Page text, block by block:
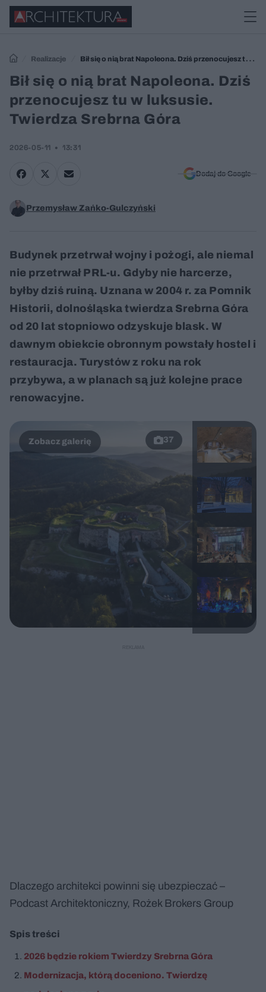
Realizacje
Bił się o nią brat Napoleona. Dziś przenocujesz tu w
luksusie. Twierdza Srebrna Góra
Bił się o nią brat Napoleona. Dziś
przenocujesz tu w luksusie.
Twierdza Srebrna Góra
2026-05-11 13:31
Dodaj do Google
Przemysław Zańko-Gulczyński
Budynek przetrwał wojny i pożogi, ale niemal
nie przetrwał PRL-u. Gdyby nie harcerze,
byłby dziś ruiną. Uznana w 2004 r. za Pomnik
Historii, dolnośląska twierdza Srebrna Góra
od 20 lat stopniowo odzyskuje blask. W
dawnym obiekcie obronnym powstały hostel i
restauracja. Turystów z roku na rok
przybywa, a w planach są już kolejne prace
renowacyjne.
37
Dlaczego architekci powinni się ubezpieczać –
Podcast Architektoniczny, Rożek Brokers Group
Spróbuj ponownie
Spis treści
2026 będzie rokiem Twierdzy Srebrna Góra
Modernizacja, którą doceniono. Twierdzę